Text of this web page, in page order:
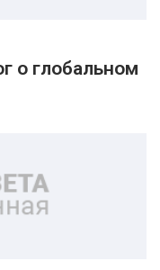
о глобальном